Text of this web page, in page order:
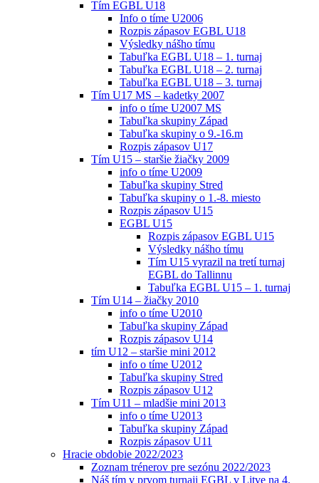
Tím EGBL U18
Info o tíme U2006
Rozpis zápasov EGBL U18
Výsledky nášho tímu
Tabuľka EGBL U18 – 1. turnaj
Tabuľka EGBL U18 – 2. turnaj
Tabuľka EGBL U18 – 3. turnaj
Tím U17 MS – kadetky 2007
info o tíme U2007 MS
Tabuľka skupiny Západ
Tabuľka skupiny o 9.-16.m
Rozpis zápasov U17
Tím U15 – staršie žiačky 2009
info o tíme U2009
Tabuľka skupiny Stred
Tabuľka skupiny o 1.-8. miesto
Rozpis zápasov U15
EGBL U15
Rozpis zápasov EGBL U15
Výsledky nášho tímu
Tím U15 vyrazil na tretí turnaj
EGBL do Tallinnu
Tabuľka EGBL U15 – 1. turnaj
Tím U14 – žiačky 2010
info o tíme U2010
Tabuľka skupiny Západ
Rozpis zápasov U14
tím U12 – staršie mini 2012
info o tíme U2012
Tabuľka skupiny Stred
Rozpis zápasov U12
Tím U11 – mladšie mini 2013
info o tíme U2013
Tabuľka skupiny Západ
Rozpis zápasov U11
Hracie obdobie 2022/2023
Zoznam trénerov pre sezónu 2022/2023
Náš tím v prvom turnaji EGBL v Litve na 4.